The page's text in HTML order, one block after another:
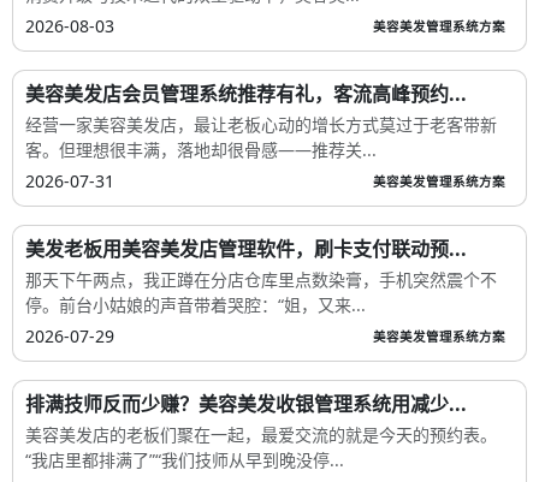
2026-08-03
美容美发管理系统方案
美容美发店会员管理系统推荐有礼，客流高峰预约...
经营一家美容美发店，最让老板心动的增长方式莫过于老客带新
客。但理想很丰满，落地却很骨感——推荐关...
2026-07-31
美容美发管理系统方案
美发老板用美容美发店管理软件，刷卡支付联动预...
那天下午两点，我正蹲在分店仓库里点数染膏，手机突然震个不
停。前台小姑娘的声音带着哭腔：“姐，又来...
2026-07-29
美容美发管理系统方案
排满技师反而少赚？美容美发收银管理系统用减少...
美容美发店的老板们聚在一起，最爱交流的就是今天的预约表。
“我店里都排满了”“我们技师从早到晚没停...